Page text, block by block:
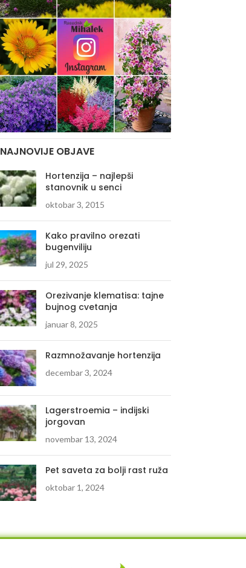
NAJNOVIJE OBJAVE
Hortenzija – najlepši
stanovnik u senci
oktobar 3, 2015
Kako pravilno orezati
bugenviliju
jul 29, 2025
Orezivanje klematisa: tajne
bujnog cvetanja
januar 8, 2025
Razmnožavanje hortenzija
decembar 3, 2024
Lagerstroemia – indijski
jorgovan
novembar 13, 2024
Pet saveta za bolji rast ruža
oktobar 1, 2024